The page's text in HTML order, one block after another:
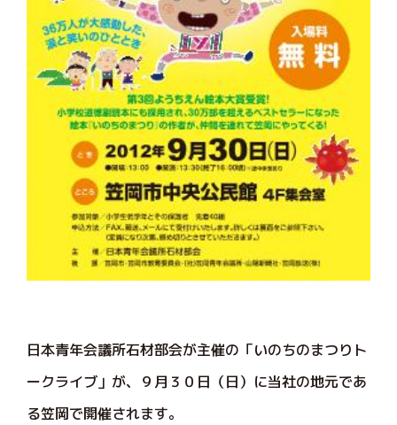
日本青年会議所石材部会が主催の「いのちのまつりト
ークライブ」が、９月３０日（日）に当社の地元であ
る笠岡で開催されます。